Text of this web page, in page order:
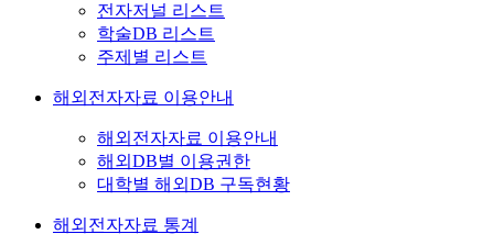
전자저널 리스트
학술DB 리스트
주제별 리스트
해외전자자료 이용안내
해외전자자료 이용안내
해외DB별 이용권한
대학별 해외DB 구독현황
해외전자자료 통계